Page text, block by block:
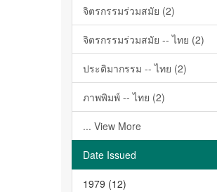
จิตรกรรมร่วมสมัย (2)
จิตรกรรมร่วมสมัย -- ไทย (2)
ประติมากรรม -- ไทย (2)
ภาพพิมพ์ -- ไทย (2)
... View More
Date Issued
1979 (12)